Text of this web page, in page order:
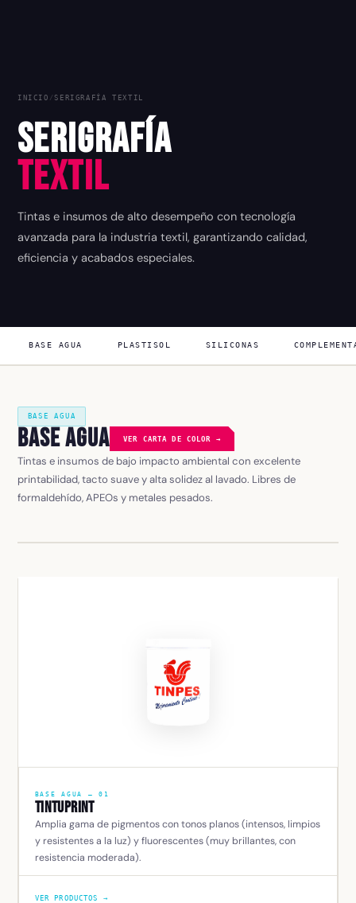
INICIO /SERIGRAFÍA TEXTIL
Serigrafía
Textil
Tintas e insumos de alto desempeño con tecnología
avanzada para la industria textil, garantizando calidad,
eficiencia y acabados especiales.
BASE AGUA PLASTISOL SILICONAS
BASE AGUA
Base Agua VER CARTA DE COLOR →
Tintas e insumos de bajo impacto ambiental con excelente
printabilidad, tacto suave y alta solidez al lavado. Libres de
formaldehído, APEOs y metales pesados.
BASE AGUA — 01
Tintuprint
Amplia gama de pigmentos con tonos planos (intensos, limpios
y resistentes a la luz) y fluorescentes (muy brillantes, con
resistencia moderada).
VER PRODUCTOS →